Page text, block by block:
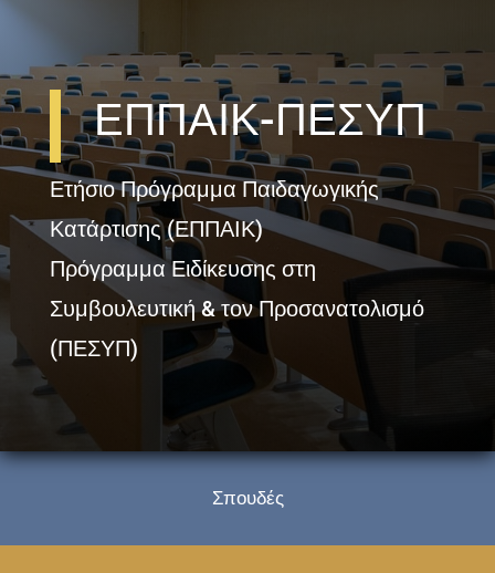
ΕΠΠΑΙΚ-ΠΕΣΥΠ
Ετήσιο Πρόγραμμα Παιδαγωγικής
Κατάρτισης (ΕΠΠΑΙΚ)
Πρόγραμμα Ειδίκευσης στη
Συμβουλευτική & τον Προσανατολισμό
(ΠΕΣΥΠ)
Σπουδές